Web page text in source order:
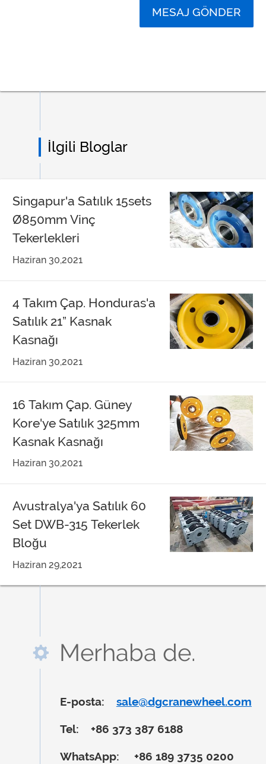
MESAJ GÖNDER
İlgili Bloglar
Singapur'a Satılık 15sets
Ø850mm Vinç
Tekerlekleri
Haziran 30,2021
4 Takım Çap. Honduras'a
Satılık 21” Kasnak
Kasnağı
Haziran 30,2021
16 Takım Çap. Güney
Kore'ye Satılık 325mm
Kasnak Kasnağı
Haziran 30,2021
Avustralya'ya Satılık 60
Set DWB-315 Tekerlek
Bloğu
Haziran 29,2021
Merhaba de.
E-posta: sale@dgcranewheel.com
Tel: +86 373 387 6188
WhatsApp: +86 189 3735 0200